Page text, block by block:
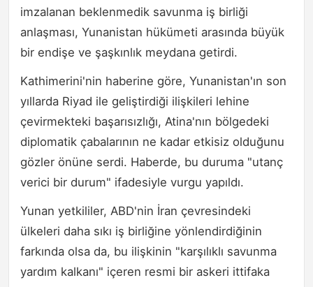
imzalanan beklenmedik savunma iş birliği
anlaşması, Yunanistan hükümeti arasında büyük
bir endişe ve şaşkınlık meydana getirdi.
Kathimerini'nin haberine göre, Yunanistan'ın son
yıllarda Riyad ile geliştirdiği ilişkileri lehine
çevirmekteki başarısızlığı, Atina'nın bölgedeki
diplomatik çabalarının ne kadar etkisiz olduğunu
gözler önüne serdi. Haberde, bu duruma "utanç
verici bir durum" ifadesiyle vurgu yapıldı.
Yunan yetkililer, ABD'nin İran çevresindeki
ülkeleri daha sıkı iş birliğine yönlendirdiğinin
farkında olsa da, bu ilişkinin "karşılıklı savunma
yardım kalkanı" içeren resmi bir askeri ittifaka